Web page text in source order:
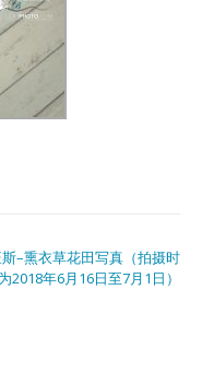
–熏衣草花田写真（拍摄时
2018年6月16日至7月1日）